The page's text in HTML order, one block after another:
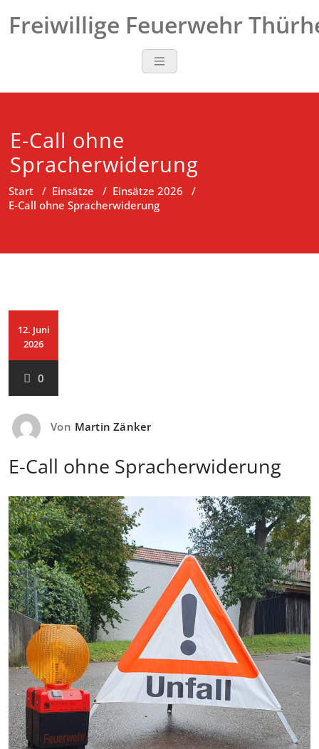
Inhalt
Freiwillige Feuerwehr
E-Call ohne
Spracherwiderung
Start / Einsätze / Einsätze 2026 /
E-Call ohne Spracherwiderung
12. Juni
2026
0
Von Martin Zänker
E-Call ohne Spracherwiderung